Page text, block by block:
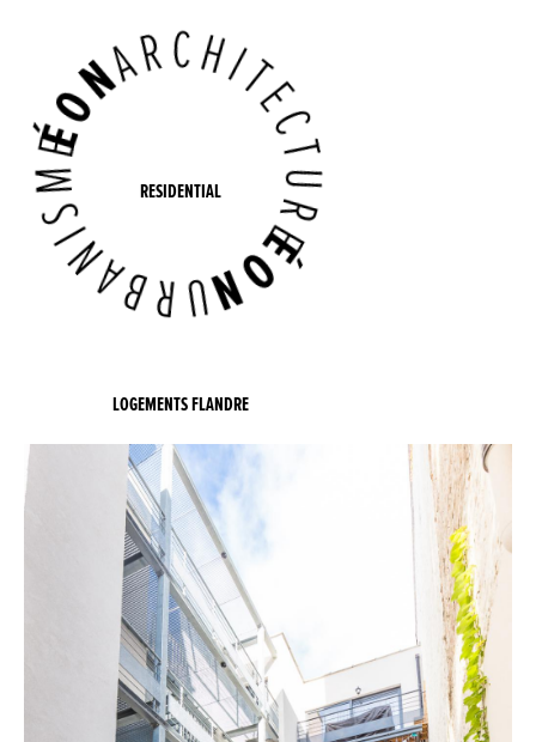
RESIDENTIAL
LOGEMENTS FLANDRE